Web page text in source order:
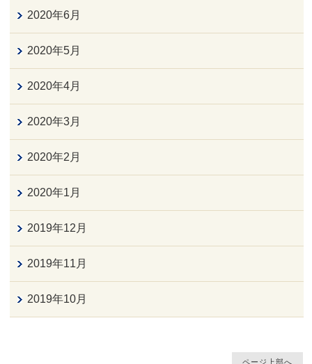
2020年6月
2020年5月
2020年4月
2020年3月
2020年2月
2020年1月
2019年12月
2019年11月
2019年10月
ページ上部へ